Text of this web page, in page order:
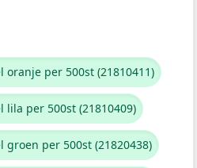
per 500st (21810411)
per 500st (21810409)
per 500st (21820438)